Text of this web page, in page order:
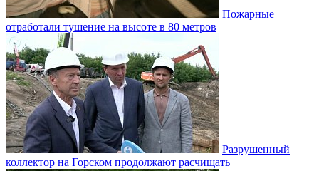
Пожарные
отработали тушение на высоте в 80 метров
Разрушенный
коллектор на Горском продолжают расчищать